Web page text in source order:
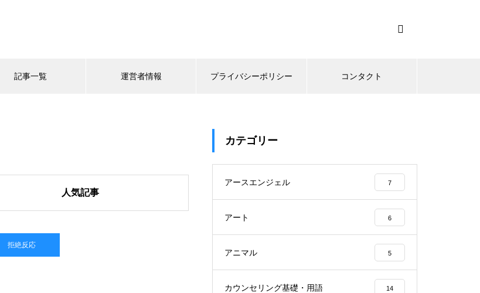
記事一覧 運営者情報 プライバシーポリシー コンタクト
人気記事
拒絶反応
カテゴリー
アースエンジェル 7
アート 6
アニマル 5
カウンセリング基礎・用語 14